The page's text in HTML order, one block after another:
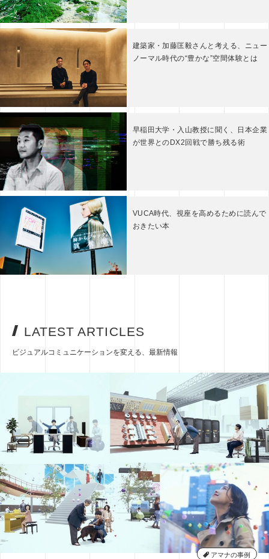
建築家・加藤匡毅さんと考える、ニュー
ノーマル時代の“豊かな”空間体験とは
早稲田大学・入山教授に聞く、日本企業
が世界とのDX2回戦で勝ち残る術
VUCA時代、視座を高めるために読んで
おきたい本
LATEST ARTICLES
ビジュアルコミュニケーションを変える、最新情報
アマナの事例